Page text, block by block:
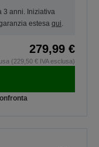
3 anni. Iniziativa
estesa qui.
279,99 €
(229,50 € IVA esclusa)